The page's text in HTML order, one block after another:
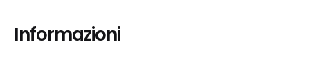
Informazioni